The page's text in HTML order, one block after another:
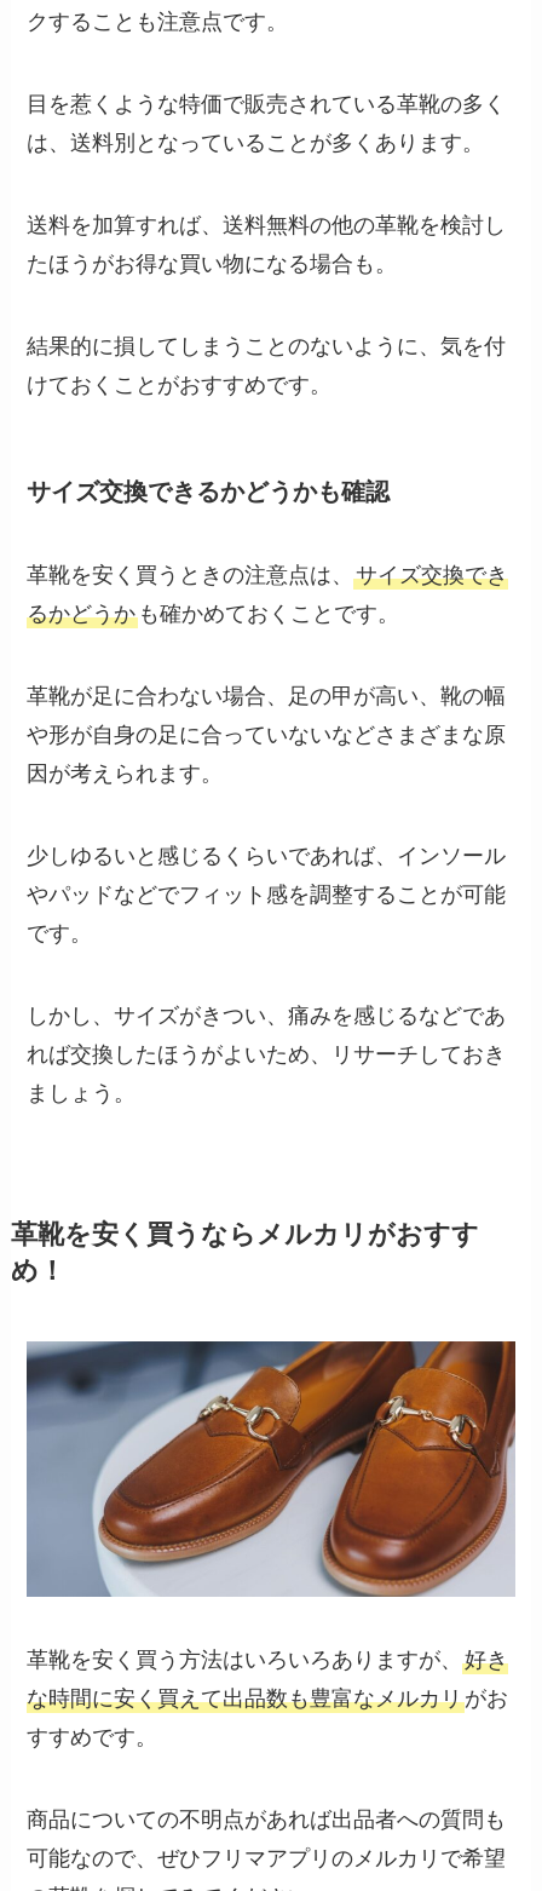
クすることも注意点です。
目を惹くような特価で販売されている革靴の多く
は、送料別となっていることが多くあります。
送料を加算すれば、送料無料の他の革靴を検討し
たほうがお得な買い物になる場合も。
結果的に損してしまうことのないように、気を付
けておくことがおすすめです。
サイズ交換できるかどうかも確認
革靴を安く買うときの注意点は、サイズ交換でき
るかどうか も確かめておくことです。
革靴が足に合わない場合、足の甲が高い、靴の幅
や形が自身の足に合っていないなどさまざまな原
因が考えられます。
少しゆるいと感じるくらいであれば、インソール
やパッドなどでフィット感を調整することが可能
です。
しかし、サイズがきつい、痛みを感じるなどであ
れば交換したほうがよいため、リサーチしておき
ましょう。
革靴を安く買うならメルカリがおすす
め！
革靴を安く買う方法はいろいろありますが、好き
な時間に安く買えて出品数も豊富なメルカリがお
すすめです。
商品についての不明点があれば出品者への質問も
可能なので、ぜひフリマアプリのメルカリで希望